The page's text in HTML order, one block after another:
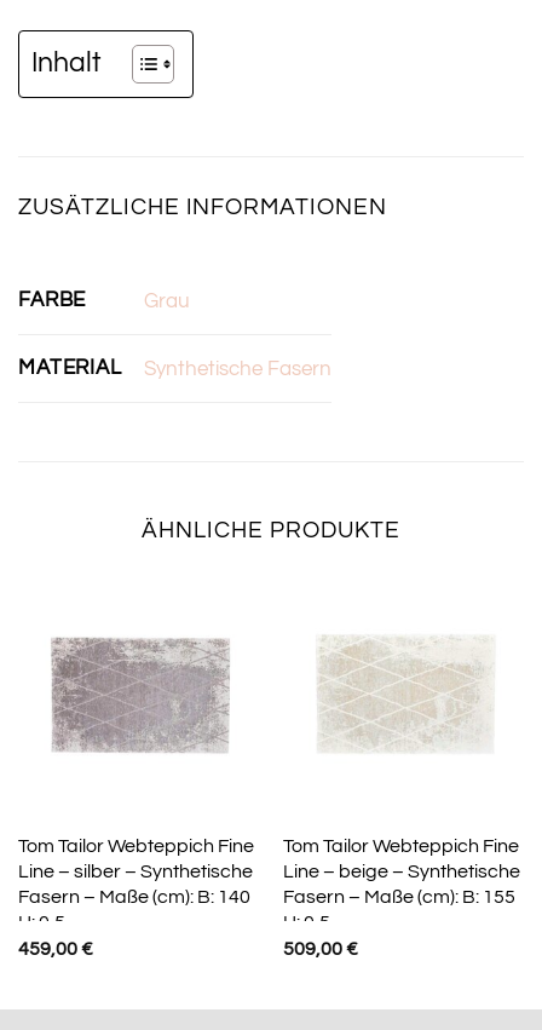
Inhalt
ZUSÄTZLICHE INFORMATIONEN
FARBE Grau
MATERIAL Synthetische Fasern
ÄHNLICHE PRODUKTE
Tom Tailor Webteppich Fine
Line – silber – Synthetische
Fasern – Maße (cm): B: 140
H: 0,5
459,00€
Tom Tailor Webteppich Fine
Line – beige – Synthetische
Fasern – Maße (cm): B: 155
H: 0,5
509,00€